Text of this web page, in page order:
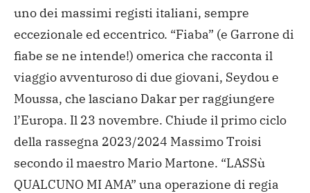
uno dei massimi registi italiani, sempre
eccezionale ed eccentrico. “Fiaba” (e Garrone di
fiabe se ne intende!) omerica che racconta il
viaggio avventuroso di due giovani, Seydou e
Moussa, che lasciano Dakar per raggiungere
l’Europa. Il 23 novembre. Chiude il primo ciclo
della rassegna 2023/2024 Massimo Troisi
secondo il maestro Mario Martone. “LASSù
QUALCUNO MI AMA” una operazione di regia